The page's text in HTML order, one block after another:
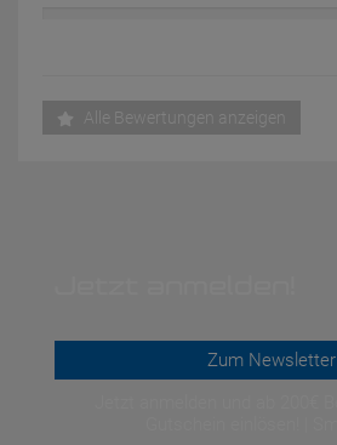
Alle Bewertungen anzeigen
Zum Newsletter